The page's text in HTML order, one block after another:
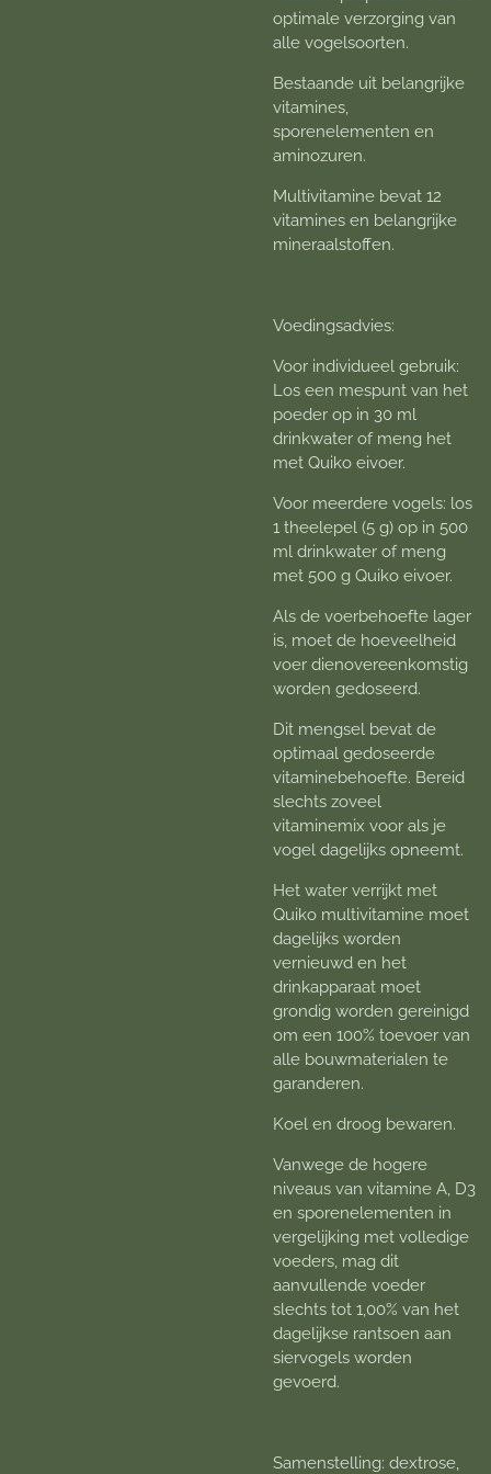
optimale verzorging van
alle vogelsoorten.
Bestaande uit belangrijke
vitamines,
sporenelementen en
aminozuren.
Multivitamine bevat 12
vitamines en belangrijke
mineraalstoffen.
Voedingsadvies:
Voor individueel gebruik:
Los een mespunt van het
poeder op in 30 ml
drinkwater of meng het
met Quiko eivoer.
Voor meerdere vogels: los
1 theelepel (5 g) op in 500
ml drinkwater of meng
met 500 g Quiko eivoer.
Als de voerbehoefte lager
is, moet de hoeveelheid
voer dienovereenkomstig
worden gedoseerd.
Dit mengsel bevat de
optimaal gedoseerde
vitaminebehoefte. Bereid
slechts zoveel
vitaminemix voor als je
vogel dagelijks opneemt.
Het water verrijkt met
Quiko multivitamine moet
dagelijks worden
vernieuwd en het
drinkapparaat moet
grondig worden gereinigd
om een 100% toevoer van
alle bouwmaterialen te
garanderen.
Koel en droog bewaren.
Vanwege de hogere
niveaus van vitamine A, D3
en sporenelementen in
vergelijking met volledige
voeders, mag dit
aanvullende voeder
slechts tot 1,00% van het
dagelijkse rantsoen aan
siervogels worden
gevoerd.
Samenstelling: dextrose,